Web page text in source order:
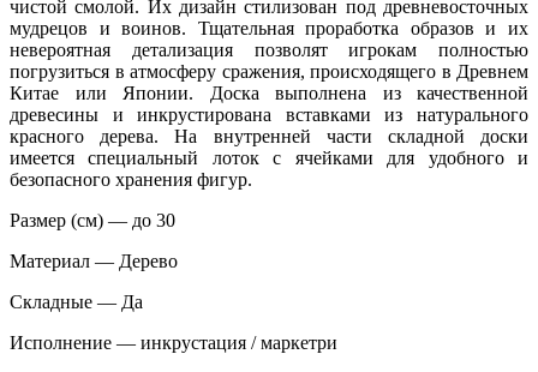
чистой смолой. Их дизайн стилизован под древневосточных
мудрецов и воинов. Тщательная проработка образов и их
невероятная детализация позволят игрокам полностью
погрузиться в атмосферу сражения, происходящего в Древнем
Китае или Японии. Доска выполнена из качественной
древесины и инкрустирована вставками из натурального
красного дерева. На внутренней части складной доски
имеется специальный лоток с ячейками для удобного и
безопасного хранения фигур.
Размер (см) — до 30
Материал — Дерево
Складные — Да
Исполнение — инкрустация / маркетри